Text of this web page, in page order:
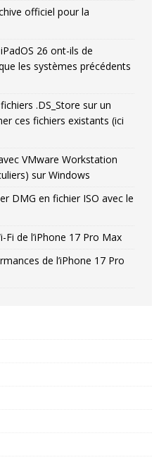
officiel pour la
26 ont-ils de
les systèmes précédents
.DS_Store sur un
ces fichiers existants (ici
VMware Workstation
sur Windows
DMG en fichier ISO avec le
de l’iPhone 17 Pro Max
de l’iPhone 17 Pro